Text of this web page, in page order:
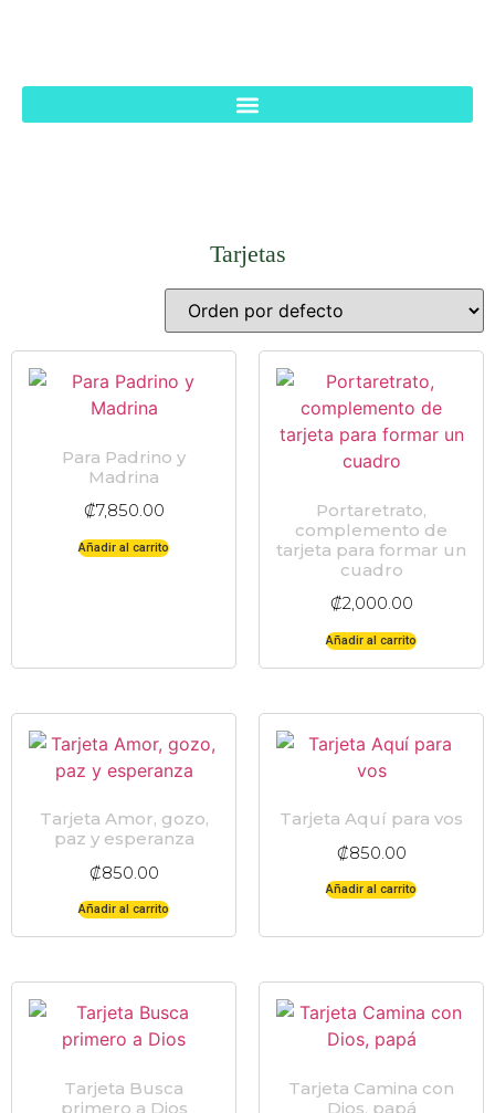
Tarjetas
Para Padrino y
Madrina
₡7,850.00
Añadir al carrito
Portaretrato,
complemento de
tarjeta para formar un
cuadro
₡2,000.00
Añadir al carrito
Tarjeta Amor, gozo,
paz y esperanza
₡850.00
Añadir al carrito
Tarjeta Aquí para vos
₡850.00
Añadir al carrito
Tarjeta Busca
primero a Dios
Tarjeta Camina con
Dios, papá